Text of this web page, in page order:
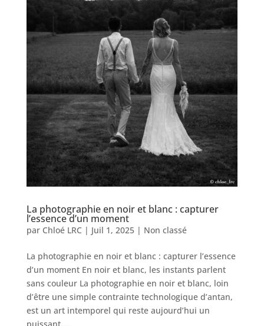
La photographie en noir et blanc : capturer
l’essence d’un moment
par Chloé LRC | Juil 1, 2025| Non classé
La photographie en noir et blanc : capturer l’essence
d’un moment En noir et blanc, les instants parlent
sans couleur La photographie en noir et blanc, loin
d’être une simple contrainte technologique d’antan,
est un art intemporel qui reste aujourd’hui un
puissant...